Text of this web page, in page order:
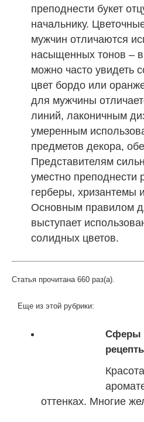
преподнести букет
начальнику.
мужчин отличаются
насыщенных тонов – в
можно часто увидеть
цвет бордо или
для мужчины
линий, лаконичным
умеренным
предметов декора,
Представителям
уместно преподнести
герберы, хризантемы
Основным правилом
выступает
солидных цветов.
Статья прочитана 660 раз(a).
Еще из этой рубрики:
Сферы
оттенках. Многие